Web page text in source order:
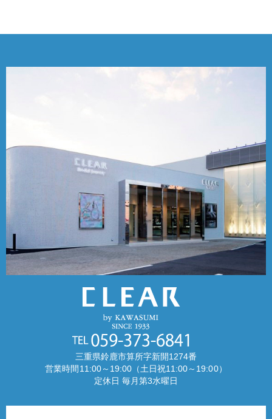
三重県鈴鹿市算所字新開1274番
営業時間11:00～19:00（土日祝11:00～19:00）
定休日 毎月第3水曜日